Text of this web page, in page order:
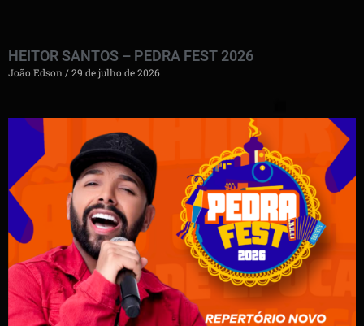
HEITOR SANTOS – PEDRA FEST 2026
João Edson 29 de julho de 2026